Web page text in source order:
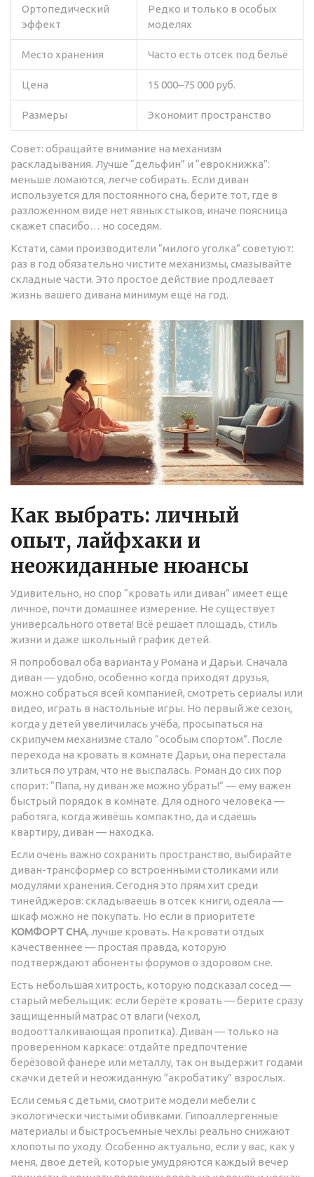
Ортопедический
эффект
Редко и только в особых
моделях
Место хранения Часто есть отсек под бельё
Цена 15 000–75 000 руб.
Размеры Экономит пространство
Совет: обращайте внимание на механизм
раскладывания. Лучше “дельфин” и “еврокнижка”:
меньше ломаются, легче собирать. Если диван
используется для постоянного сна, берите тот, где в
разложенном виде нет явных стыков, иначе поясница
скажет спасибо… но соседям.
Кстати, сами производители “милого уголка” советуют:
раз в год обязательно чистите механизмы, смазывайте
складные части. Это простое действие продлевает
жизнь вашего дивана минимум ещё на год.
Как выбрать: личный
опыт, лайфхаки и
неожиданные нюансы
Удивительно, но спор “кровать или диван” имеет еще
личное, почти домашнее измерение. Не существует
универсального ответа! Всё решает площадь, стиль
жизни и даже школьный график детей.
Я попробовал оба варианта у Романа и Дарьи. Сначала
диван — удобно, особенно когда приходят друзья,
можно собраться всей компанией, смотреть сериалы или
видео, играть в настольные игры. Но первый же сезон,
когда у детей увеличилась учёба, просыпаться на
скрипучем механизме стало “особым спортом”. После
перехода на кровать в комнате Дарьи, она перестала
злиться по утрам, что не выспалась. Роман до сих пор
спорит: “Папа, ну диван же можно убрать!” — ему важен
быстрый порядок в комнате. Для одного человека —
работяга, когда живёшь компактно, да и сдаёшь
квартиру, диван — находка.
Если очень важно сохранить пространство, выбирайте
диван-трансформер со встроенными столиками или
модулями хранения. Сегодня это прям хит среди
тинейджеров: складываешь в отсек книги, одеяла —
шкаф можно не покупать. Но если в приоритете
КОМФОРТ СНА, лучше кровать. На кровати отдых
качественнее — простая правда, которую
подтверждают абоненты форумов о здоровом сне.
Есть небольшая хитрость, которую подсказал сосед —
старый мебельщик: если берёте кровать — берите сразу
защищенный матрас от влаги (чехол,
водоотталкивающая пропитка). Диван — только на
проверенном каркасе: отдайте предпочтение
берёзовой фанере или металлу, так он выдержит годами
скачки детей и неожиданную “акробатику” взрослых.
Если семья с детьми, смотрите модели мебели с
экологически чистыми обивками. Гипоаллергенные
материалы и быстросъемные чехлы реально снижают
хлопоты по уходу. Особенно актуально, если у вас, как у
меня, двое детей, которые умудряются каждый вечер